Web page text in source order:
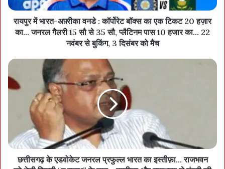
रायपुर में भारत-अफ़्रीका वनडे : कॉर्पोरेट बॉक्स का एक टिकट 20 हज़ार
का… जनरल गैलरी 15 सौ से 35 सौ, प्लैटिनम पास 10 हजार का… 22
नवंबर से बुकिंग, 3 दिसंबर को मैच
छत्तीसगढ़ के एडवोकेट जनरल प्रफुल्ल भारत का इस्तीफ़ा… राजभवन